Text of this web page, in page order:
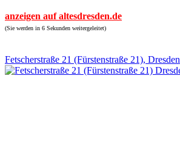
anzeigen auf altesdresden.de
(Sie werden in 6 Sekunden weitergeleitet)
Fetscherstraße 21 (Fürstenstraße 21), Dresden